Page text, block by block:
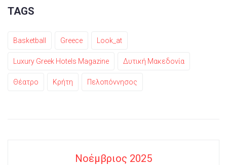
TAGS
Basketball Greece Look_at
Luxury Greek Hotels Magazine Δυτική Μακεδονία
Θέατρο Κρήτη Πελοπόννησος
Νοέμβριος 2025